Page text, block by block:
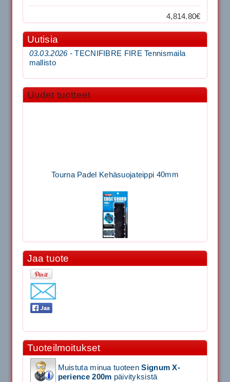
4,814.80€
Uutisia
03.03.2026 -TECNIFIBRE FIRE Tennismaila
mallisto
Uudet tuotteet
Tourna Padel Kehäsuojateippi 40mm
Signum S-7000 Jännityskone (Pöytämalli)
1,650.00€
SIGNUM S-7000 &...
Signum S-7000 Jännityskone (Jalustamalli)
Jaa tuote
Tuoteilmoitukset
Muistuta minua tuoteenSignum X-
perience 200m päivityksistä